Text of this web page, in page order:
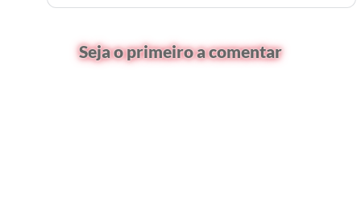
Seja o primeiro a comentar